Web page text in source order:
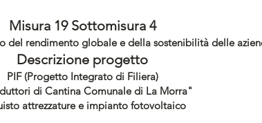
Misura 19 Sottomisura 4
del rendimento globale e della sostenibilità delle
Descrizione progetto
PIF (Progetto Integrato di Filiera)
di Cantina Comunale di La Morra"
attrezzature e impianto fotovoltaico